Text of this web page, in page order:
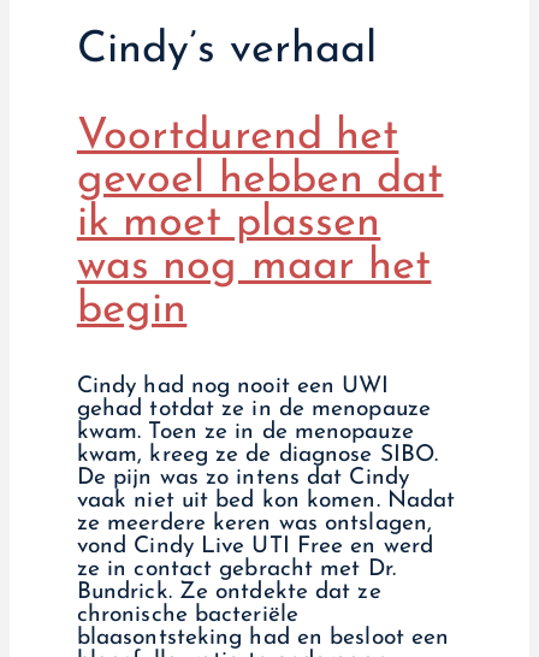
Cindy’s verhaal
Voortdurend het
gevoel hebben dat
ik moet plassen
was nog maar het
begin
Cindy had nog nooit een UWI
gehad totdat ze in de menopauze
kwam. Toen ze in de menopauze
kwam, kreeg ze de diagnose SIBO.
De pijn was zo intens dat Cindy
vaak niet uit bed kon komen. Nadat
ze meerdere keren was ontslagen,
vond Cindy Live UTI Free en werd
ze in contact gebracht met Dr.
Bundrick. Ze ontdekte dat ze
chronische bacteriële
blaasontsteking had en besloot een